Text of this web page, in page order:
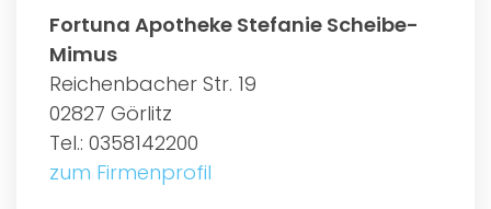
Fortuna Apotheke Stefanie Scheibe-
Mimus
Reichenbacher Str. 19
02827 Görlitz
Tel.: 0358142200
zum Firmenprofil